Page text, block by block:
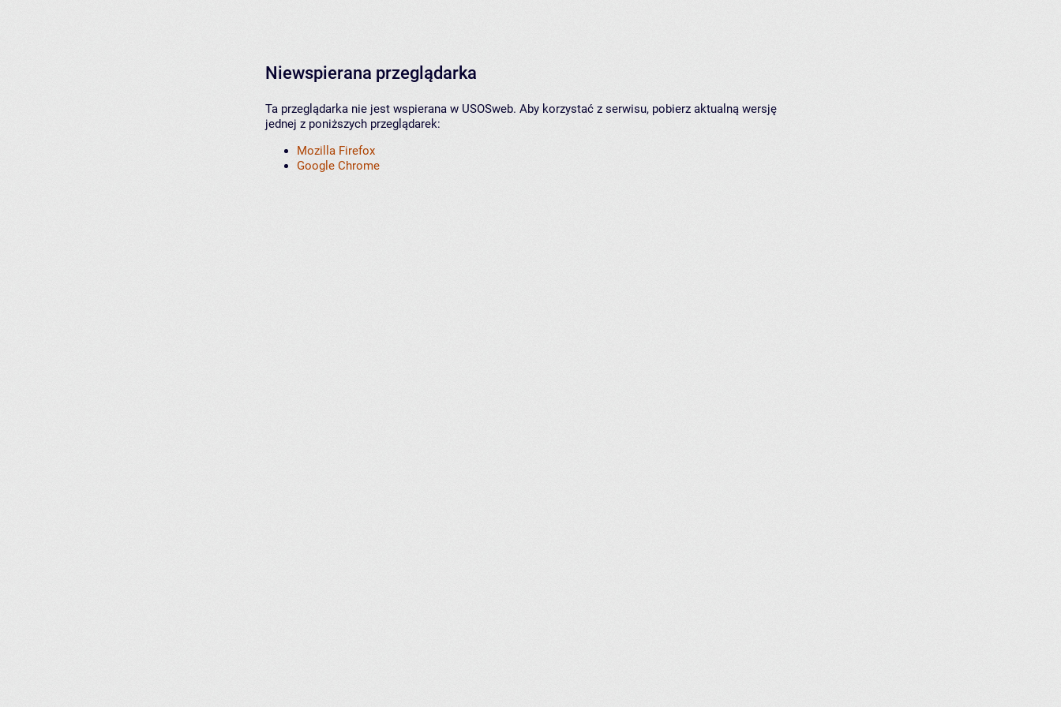
Niewspierana przeglądarka
Ta przeglądarka nie jest wspierana w USOSweb. Aby korzystać z serwisu, pobierz aktualną wersję
jednej z poniższych przeglądarek:
Mozilla Firefox
Google Chrome